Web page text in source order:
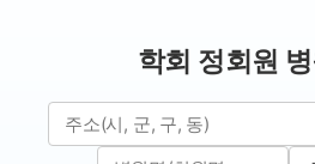
학회 정회원 병